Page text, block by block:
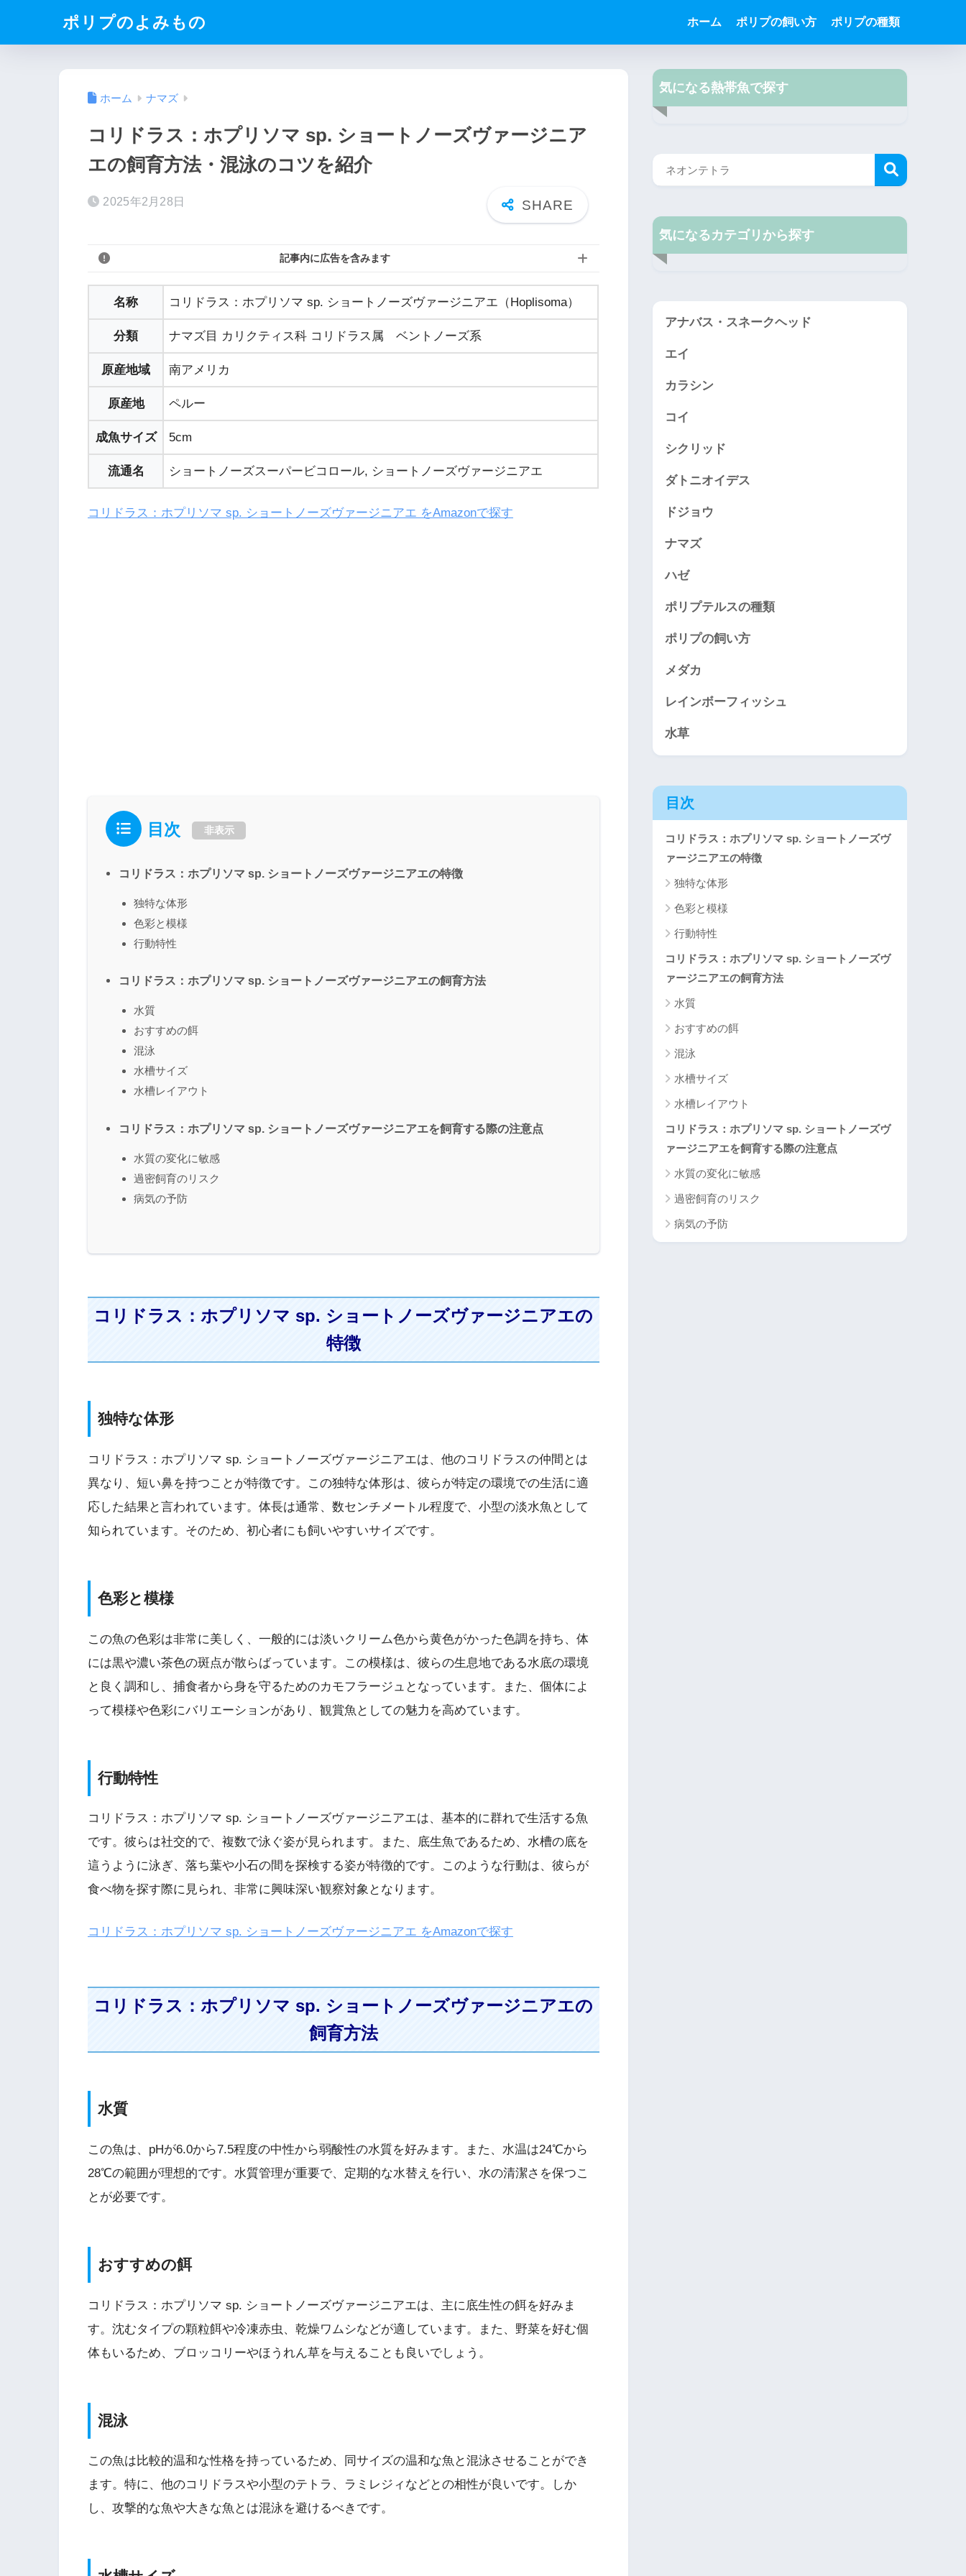
ポリプのよみもの ホーム ポリプの飼い方 ポリプの種類
ホーム ナマズ
コリドラス：ホプリソマ sp. ショートノーズヴァージニア
エの飼育方法・混泳のコツを紹介
2025年2月28日
記事内に広告を含みます
名称 コリドラス：ホプリソマ sp. ショートノーズヴァージニアエ（Hoplisoma）
分類 ナマズ目 カリクティス科 コリドラス属 ベントノーズ系
原産地域 南アメリカ
原産地 ペルー
成魚サイズ 5cm
流通名 ショートノーズスーパービコロール, ショートノーズヴァージニアエ
コリドラス：ホプリソマ sp. ショートノーズヴァージニアエ をAmazonで探す
目次 非表示
コリドラス：ホプリソマ sp. ショートノーズヴァージニアエの特徴
独特な体形
色彩と模様
行動特性
コリドラス：ホプリソマ sp. ショートノーズヴァージニアエの飼育方法
水質
おすすめの餌
混泳
水槽サイズ
水槽レイアウト
コリドラス：ホプリソマ sp. ショートノーズヴァージニアエを飼育する際の注意点
水質の変化に敏感
過密飼育のリスク
病気の予防
コリドラス：ホプリソマ sp. ショートノーズヴァージニアエの
特徴
独特な体形
コリドラス：ホプリソマ sp. ショートノーズヴァージニアエは、他のコリドラスの仲間とは
異なり、短い鼻を持つことが特徴です。この独特な体形は、彼らが特定の環境での生活に適
応した結果と言われています。体長は通常、数センチメートル程度で、小型の淡水魚として
知られています。そのため、初心者にも飼いやすいサイズです。
色彩と模様
この魚の色彩は非常に美しく、一般的には淡いクリーム色から黄色がかった色調を持ち、体
には黒や濃い茶色の斑点が散らばっています。この模様は、彼らの生息地である水底の環境
と良く調和し、捕食者から身を守るためのカモフラージュとなっています。また、個体によ
って模様や色彩にバリエーションがあり、観賞魚としての魅力を高めています。
行動特性
コリドラス：ホプリソマ sp. ショートノーズヴァージニアエは、基本的に群れで生活する魚
です。彼らは社交的で、複数で泳ぐ姿が見られます。また、底生魚であるため、水槽の底を
這うように泳ぎ、落ち葉や小石の間を探検する姿が特徴的です。このような行動は、彼らが
食べ物を探す際に見られ、非常に興味深い観察対象となります。
コリドラス：ホプリソマ sp. ショートノーズヴァージニアエ をAmazonで探す
コリドラス：ホプリソマ sp. ショートノーズヴァージニアエの
飼育方法
水質
この魚は、pHが6.0から7.5程度の中性から弱酸性の水質を好みます。また、水温は24℃から
28℃の範囲が理想的です。水質管理が重要で、定期的な水替えを行い、水の清潔さを保つこ
とが必要です。
おすすめの餌
コリドラス：ホプリソマ sp. ショートノーズヴァージニアエは、主に底生性の餌を好みま
す。沈むタイプの顆粒餌や冷凍赤虫、乾燥ワムシなどが適しています。また、野菜を好む個
体もいるため、ブロッコリーやほうれん草を与えることも良いでしょう。
混泳
この魚は比較的温和な性格を持っているため、同サイズの温和な魚と混泳させることができ
ます。特に、他のコリドラスや小型のテトラ、ラミレジィなどとの相性が良いです。しか
し、攻撃的な魚や大きな魚とは混泳を避けるべきです。
気になる熱帯魚で探す
気になるカテゴリから探す
アナバス・スネークヘッド
エイ
カラシン
コイ
シクリッド
ダトニオイデス
ドジョウ
ナマズ
ハゼ
ポリプテルスの種類
ポリプの飼い方
メダカ
レインボーフィッシュ
水草
目次
コリドラス：ホプリソマ sp. ショートノーズヴ
ァージニアエの特徴
独特な体形
色彩と模様
行動特性
コリドラス：ホプリソマ sp. ショートノーズヴ
ァージニアエの飼育方法
水質
おすすめの餌
混泳
水槽サイズ
水槽レイアウト
コリドラス：ホプリソマ sp. ショートノーズヴ
ァージニアエを飼育する際の注意点
水質の変化に敏感
過密飼育のリスク
病気の予防